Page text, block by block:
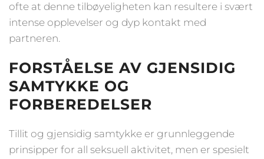
ofte at denne tilbøyeligheten kan resultere i svært
intense opplevelser og dyp kontakt med
partneren.
FORSTÅELSE AV GJENSIDIG
SAMTYKKE OG
FORBEREDELSER
Tillit og gjensidig samtykke er grunnleggende
prinsipper for all seksuell aktivitet, men er spesielt